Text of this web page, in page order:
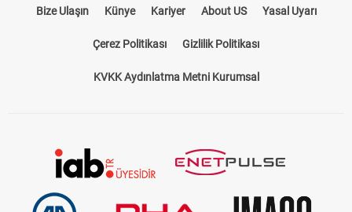
Bize Ulaşın Künye Kariyer About US Yasal Uyarı
Çerez Politikası Gizlilik Politikası
KVKK Aydınlatma Metni Kurumsal